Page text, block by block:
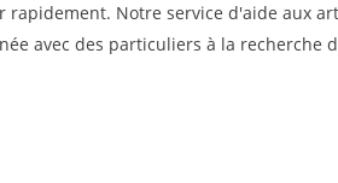
rapidement. Notre service d'aide aux
avec des particuliers à la recherche